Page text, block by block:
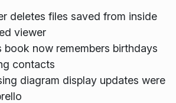
deletes files saved from inside
viewer
book now remembers birthdays
contacts
diagram display updates were